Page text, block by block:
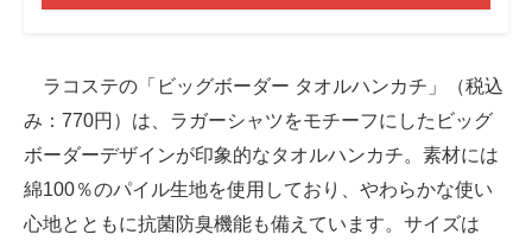
ラコステの「ビッグボーダー タオルハンカチ」（税込
み：770円）は、ラガーシャツをモチーフにしたビッグ
ボーダーデザインが印象的なタオルハンカチ。素材には
綿100％のパイル生地を使用しており、やわらかな使い
心地とともに抗菌防臭機能も備えています。サイズは